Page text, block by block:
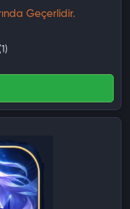
Geçerlidir.